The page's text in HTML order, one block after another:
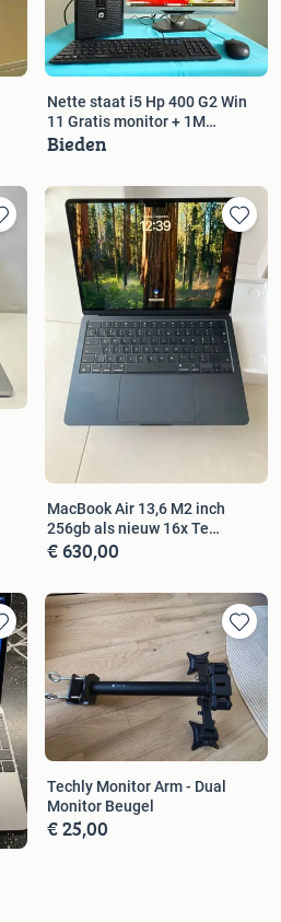
Nette staat i5 Hp 400 G2 Win
11 Gratis monitor + 1M
Garantie
Bieden
MacBook Air 13,6 M2 inch
256gb als nieuw 16x Te
koop/ruil
€ 630,00
Techly Monitor Arm - Dual
Monitor Beugel
€ 25,00